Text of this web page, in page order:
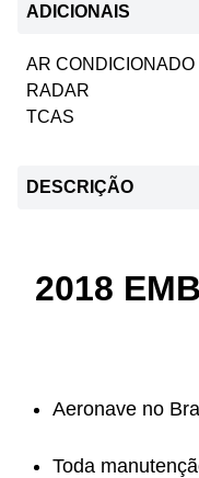
ADICIONAIS
AR CONDICIONADO
RADAR
TCAS
DESCRIÇÃO
2018
Aeronave no
Toda